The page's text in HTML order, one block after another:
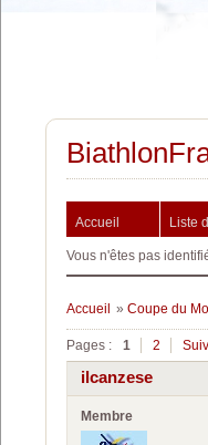
Accueil Liste
Vous n'êtes pas
Accueil » Coupe du
Pages : 1 2
ilcanzese
Membre